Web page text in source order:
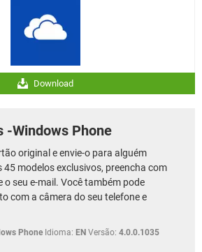
Download
-Windows Phone
original e envie-o para alguém
45 modelos exclusivos, preencha com
o seu e-mail. Você também pode
com a câmera do seu telefone e
Phone Idioma: EN Versão: 4.0.0.1035